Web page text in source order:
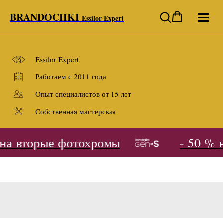
BRANDOCHKI Essilor Expert
Essilor Expert
Работаем с 2011 года
Опыт специалистов от 15 лет
Собственная мастерская
вторые фотохромы - 50 %